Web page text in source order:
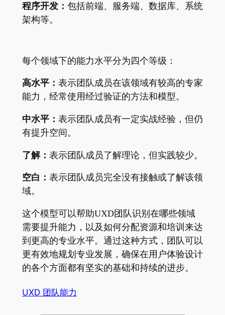
程序开发： 包括前端、服务端、数据库、系统
架构等。
每个领域下的能力水平分为四个等级：
高水平： 表示团队成员在该领域有较高的专家
能力，经常使用经过验证的方法和模型。
中水平： 表示团队成员有一定实战经验，但仍
有提升空间。
了解： 表示团队成员了解理论，但实践较少。
空白： 表示团队成员完全没有接触或了解该领
域。
这个模型可以帮助UXD团队识别在哪些领域
需要提升能力，以及如何分配资源和培训来达
到更高的专业水平。通过这种方式，团队可以
更有效地规划专业发展，确保在用户体验设计
的各个方面都有坚实的基础和持续的进步。
UXD 团队能力